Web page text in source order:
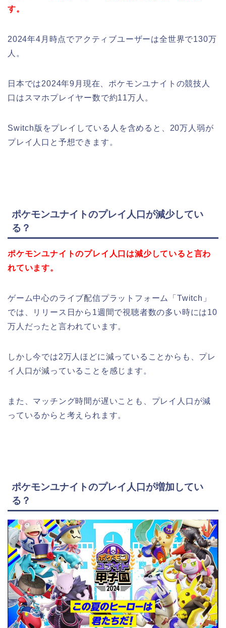
す。
2024年4月時点でアクティブユーザーは全世界で130万
人。
日本では2024年9月現在、ポケモンユナイトの競技人
口はスマホプレイヤー数で約11万人。
Switch版をプレイしている人を含めると、20万人弱が
プレイ人口と予想できます。
ポケモンユナイトのプレイ人口が減少してい
る？
ポケモンユナイトのプレイ人口は減少していると言わ
れています。
ゲーム中心のライブ配信プラットフォーム「Twitch」
では、リリース日から1週間で視聴者数の多い時には10
万人だったと言われています。
しかし今では2万人ほどに減っていることからも、プレ
イ人口が減っていることを感じます。
また、マッチング時間が遅いことも、プレイ人口が減
っているからと考えられます。
ポケモンユナイトのプレイ人口が増加してい
る？